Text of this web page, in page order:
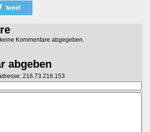
Kommentare abgegeben.
abgeben
216.73.216.153